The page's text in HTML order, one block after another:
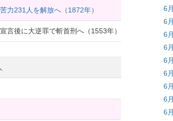
力231人を解放へ（1872年）
言後に大逆罪で斬首刑へ（1553年）
6
6
6
6
6
6
6
6
6